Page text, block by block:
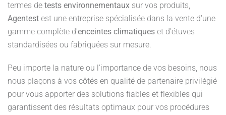
termes de tests environnementaux sur vos produits,
Agentest est une entreprise spécialisée dans la vente d'une
gamme complète d'enceintes climatiques et d'étuves
standardisées ou fabriquées sur mesure.
Peu importe la nature ou l'importance de vos besoins, nous
nous plaçons à vos côtés en qualité de partenaire privilégié
pour vous apporter des solutions fiables et flexibles qui
garantissent des résultats optimaux pour vos procédures